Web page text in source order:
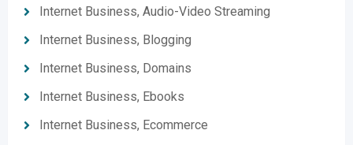
Internet Business, Audio-Video Streaming
Internet Business, Blogging
Internet Business, Domains
Internet Business, Ebooks
Internet Business, Ecommerce